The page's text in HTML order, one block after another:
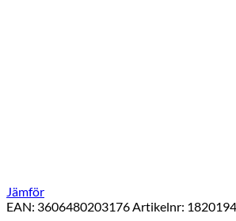
Jämför
EAN: 3606480203176Artikelnr: 1820194